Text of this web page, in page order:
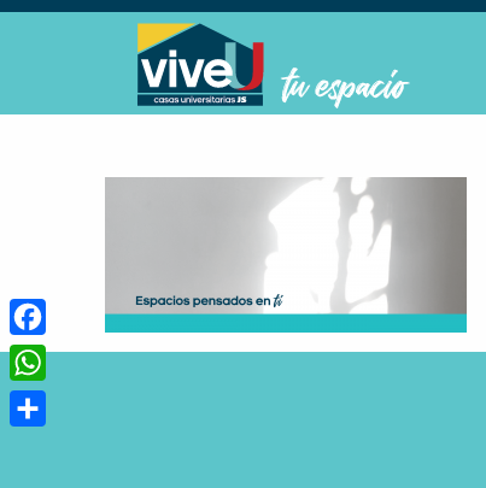
Facebook
WhatsApp